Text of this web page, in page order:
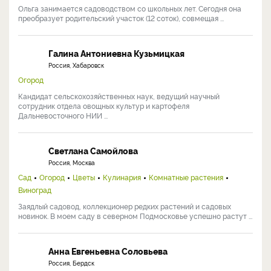
Ольга занимается садоводством со школьных лет. Сегодня она
преобразует родительский участок (12 соток), совмещая ...
Галина Антониевна Кузьмицкая
Россия, Хабаровск
Огород
Кандидат сельскохозяйственных наук, ведущий научный
сотрудник отдела овощных культур и картофеля
Дальневосточного НИИ ...
Светлана Самойлова
Россия, Москва
Сад Огород Цветы Кулинария
Комнатные растения
Виноград
Заядлый садовод, коллекционер редких растений и садовых
новинок. В моем саду в северном Подмосковье успешно растут ...
Анна Евгеньевна Соловьева
Россия, Бердск